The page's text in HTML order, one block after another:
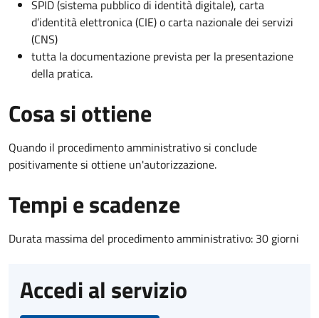
SPID (sistema pubblico di identità digitale), carta
d’identità elettronica (CIE) o carta nazionale dei servizi
(CNS)
tutta la documentazione prevista per la presentazione
della pratica.
Cosa si ottiene
Quando il procedimento amministrativo si conclude
positivamente si ottiene un'autorizzazione.
Tempi e scadenze
Durata massima del procedimento amministrativo: 30 giorni
Accedi al servizio